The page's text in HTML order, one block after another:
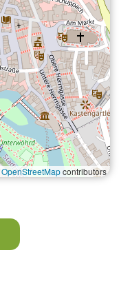
OpenStreetMapcontributors